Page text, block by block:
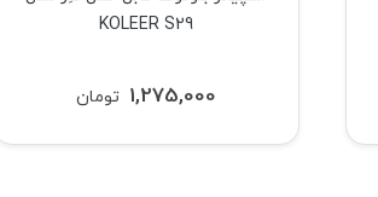
KOLEER S29
تومان 1,275,000